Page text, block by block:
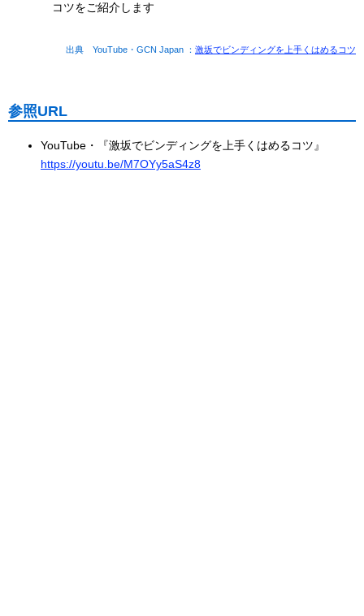
コツをご紹介します
出典 YouTube・GCN Japan ： 激坂でビンディングを上手くはめるコツ
参照URL
YouTube・『激坂でビンディングを上手くはめるコツ』
https://youtu.be/M7OYy5aS4z8